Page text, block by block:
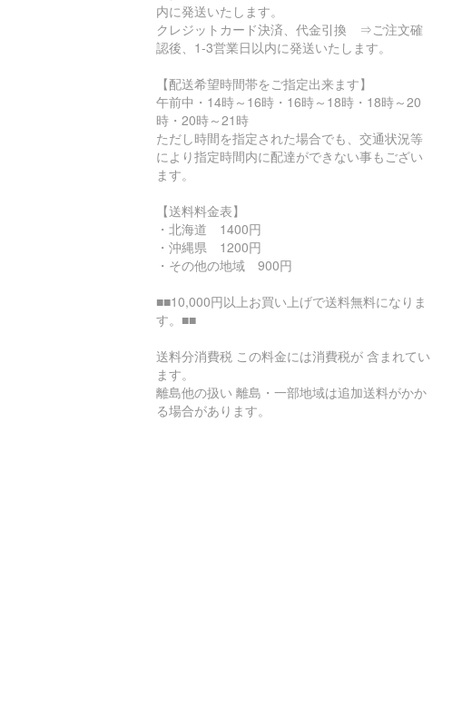
内に発送いたします。
クレジットカード決済、代金引換 ⇒ご注文確
認後、1-3営業日以内に発送いたします。
【配送希望時間帯をご指定出来ます】
午前中・14時～16時・16時～18時・18時～20
時・20時～21時
ただし時間を指定された場合でも、交通状況等
により指定時間内に配達ができない事もござい
ます。
【送料料金表】
・北海道 1400円
・沖縄県 1200円
・その他の地域 900円
■■10,000円以上お買い上げで送料無料になりま
す。■■
送料分消費税 この料金には消費税が 含まれてい
ます。
離島他の扱い 離島・一部地域は追加送料がかか
る場合があります。